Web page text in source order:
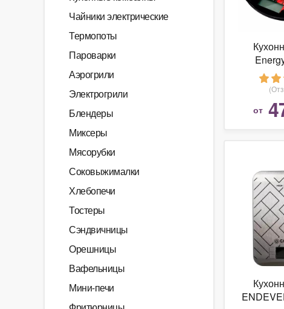
Чайники электрические
Термопоты
Пароварки
Аэрогрили
Электрогрили
Блендеры
Миксеры
Мясорубки
Соковыжималки
Хлебопечи
Тостеры
Сэндвичницы
Орешницы
Вафельницы
Мини-печи
от